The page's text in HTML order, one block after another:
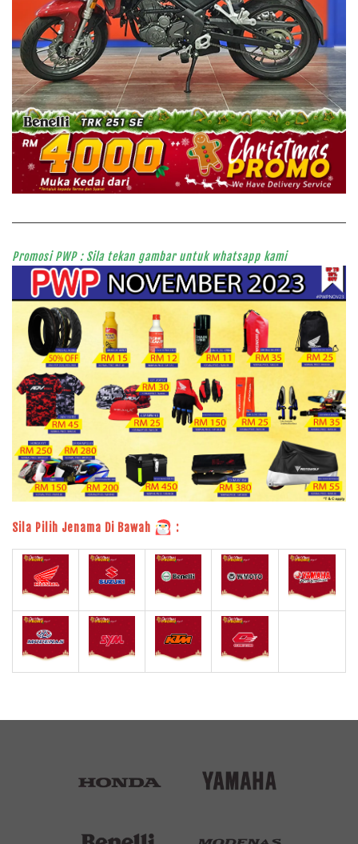
Promosi PWP : Sila tekan gambar untuk whatsapp kami
Sila Pilih Jenama Di Bawah :